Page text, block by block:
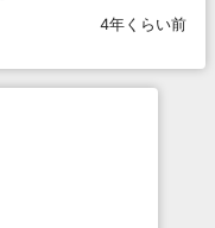
4年くらい前